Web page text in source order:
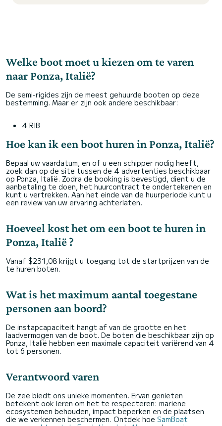
Welke boot moet u kiezen om te varen
naar Ponza, Italië?
De semi-rigides zijn de meest gehuurde booten op deze
bestemming. Maar er zijn ook andere beschikbaar:
4 RIB
Hoe kan ik een boot huren in Ponza, Italië?
Bepaal uw vaardatum, en of u een schipper nodig heeft,
zoek dan op de site tussen de 4 advertenties beschikbaar
op Ponza, Italië. Zodra de booking is bevestigd, dient u de
aanbetaling te doen, het huurcontract te ondertekenen en
kunt u vertrekken. Aan het einde van de huurperiode kunt u
een review van uw ervaring achterlaten.
Hoeveel kost het om een boot te huren in
Ponza, Italië ?
Vanaf $231,08 krijgt u toegang tot de startprijzen van de
te huren boten.
Wat is het maximum aantal toegestane
personen aan boord?
De instapcapaciteit hangt af van de grootte en het
laadvermogen van de boot. De boten die beschikbaar zijn op
Ponza, Italië hebben een maximale capaciteit variërend van 4
tot 6 personen.
Verantwoord varen
De zee biedt ons unieke momenten. Ervan genieten
betekent ook leren om het te respecteren: mariene
ecosystemen behouden, impact beperken en de plaatsen
die we verkennen beschermen. Ontdek hoe SamBoat